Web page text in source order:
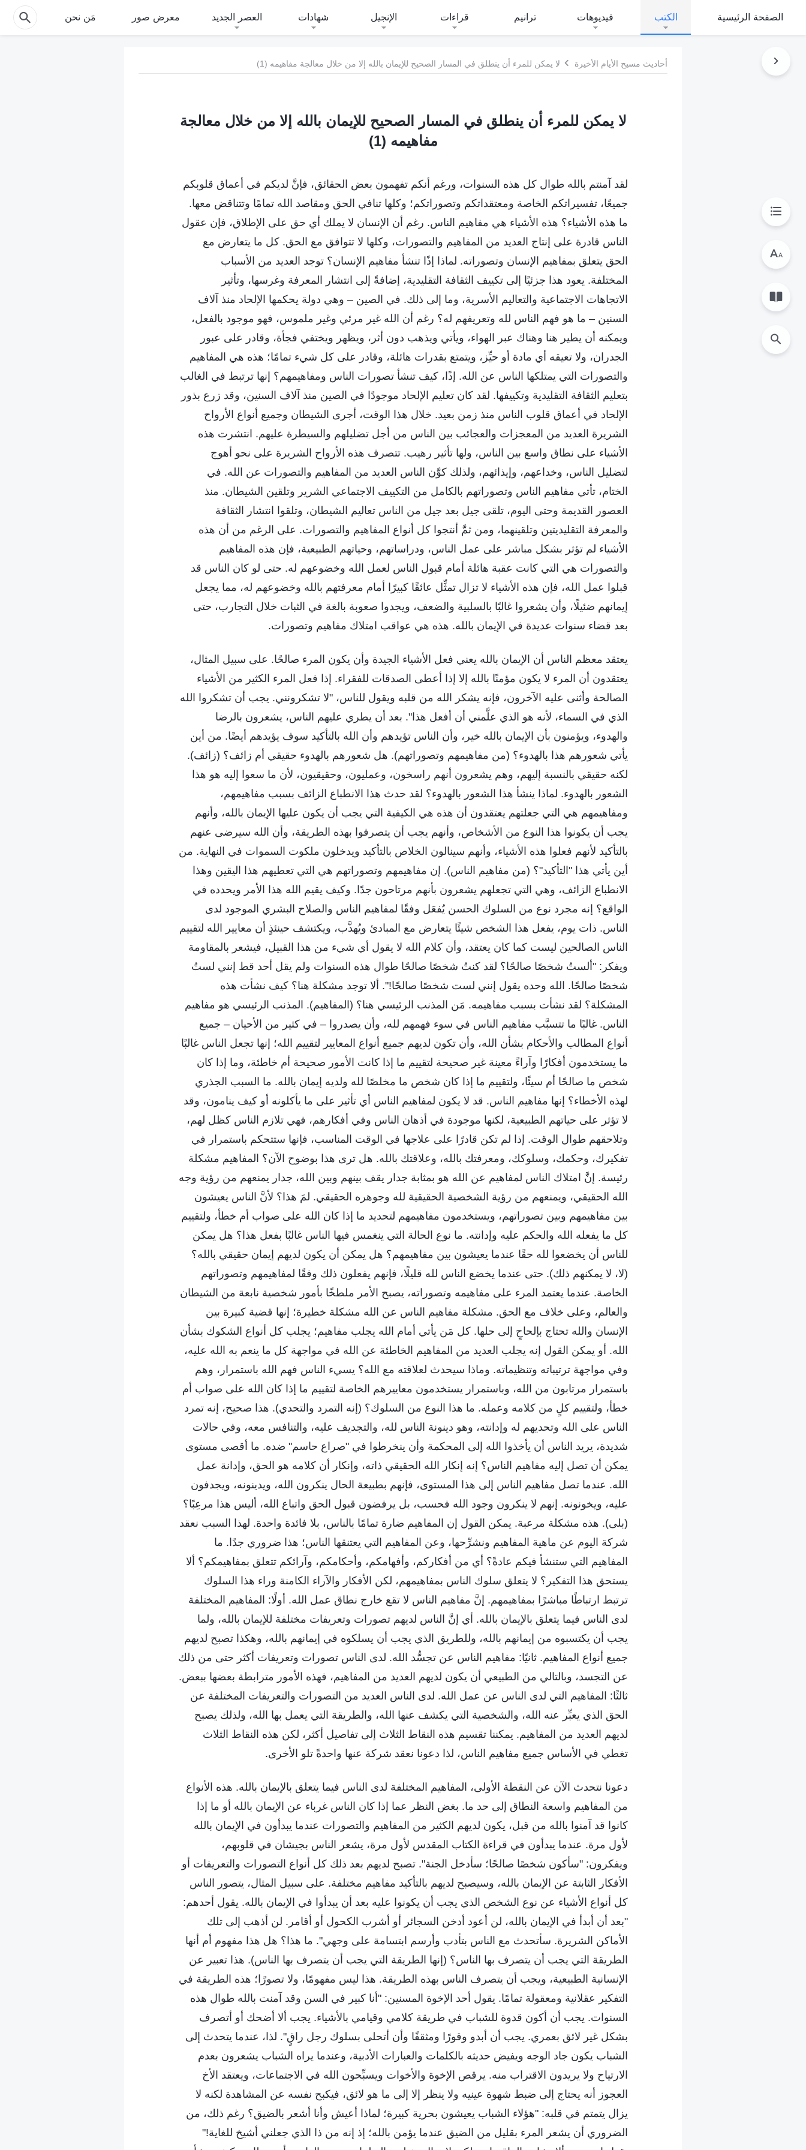
الصفحة الرئيسية الكتب فيديوهات ترانيم قراءات الإنجيل شهادات العصر الجديد معرض صور مَن نحن
أحاديث مسيح الأيام الأخيرة لا يمكن للمرء أن ينطلق في المسار الصحيح للإيمان بالله إلا من خلال معالجة مفاهيمه (1)
لا يمكن للمرء أن ينطلق في المسار الصحيح للإيمان بالله إلا من خلال معالجة
مفاهيمه (1)
لقد آمنتم بالله طوال كل هذه السنوات، ورغم أنكم تفهمون بعض الحقائق، فإنَّ لديكم في أعماق قلوبكم
جميعًا، تفسيراتكم الخاصة ومعتقداتكم وتصوراتكم؛ وكلها تنافي الحق ومقاصد الله تمامًا وتتناقض معها.
ما هذه الأشياء؟ هذه الأشياء هي مفاهيم الناس. رغم أن الإنسان لا يملك أي حق على الإطلاق، فإن عقول
الناس قادرة على إنتاج العديد من المفاهيم والتصورات، وكلها لا تتوافق مع الحق. كل ما يتعارض مع
الحق يتعلق بمفاهيم الإنسان وتصوراته. لماذا إذًا تنشأ مفاهيم الإنسان؟ توجد العديد من الأسباب
المختلفة. يعود هذا جزئيًا إلى تكييف الثقافة التقليدية، إضافةً إلى انتشار المعرفة وغرسها، وتأثير
الاتجاهات الاجتماعية والتعاليم الأسرية، وما إلى ذلك. في الصين – وهي دولة يحكمها الإلحاد منذ آلاف
السنين – ما هو فهم الناس لله وتعريفهم له؟ رغم أن الله غير مرئي وغير ملموس، فهو موجود بالفعل،
ويمكنه أن يطير هنا وهناك عبر الهواء، ويأتي ويذهب دون أثر، ويظهر ويختفي فجأة، وقادر على عبور
الجدران، ولا تعيقه أي مادة أو حيِّز، ويتمتع بقدرات هائلة، وقادر على كل شيء تمامًا؛ هذه هي المفاهيم
والتصورات التي يمتلكها الناس عن الله. إذًا، كيف تنشأ تصورات الناس ومفاهيمهم؟ إنها ترتبط في الغالب
بتعليم الثقافة التقليدية وتكييفها. لقد كان تعليم الإلحاد موجودًا في الصين منذ آلاف السنين، وقد زرع بذور
الإلحاد في أعماق قلوب الناس منذ زمن بعيد. خلال هذا الوقت، أجرى الشيطان وجميع أنواع الأرواح
الشريرة العديد من المعجزات والعجائب بين الناس من أجل تضليلهم والسيطرة عليهم. انتشرت هذه
الأشياء على نطاق واسع بين الناس، ولها تأثير رهيب. تتصرف هذه الأرواح الشريرة على نحو أهوج
لتضليل الناس، وخداعهم، وإيذائهم، ولذلك كوَّن الناس العديد من المفاهيم والتصورات عن الله. في
الختام، تأتي مفاهيم الناس وتصوراتهم بالكامل من التكييف الاجتماعي الشرير وتلقين الشيطان. منذ
العصور القديمة وحتى اليوم، تلقى جيل بعد جيل من الناس تعاليم الشيطان، وتلقوا انتشار الثقافة
والمعرفة التقليديتين وتلقينهما، ومن ثمَّ أنتجوا كل أنواع المفاهيم والتصورات. على الرغم من أن هذه
الأشياء لم تؤثر بشكل مباشر على عمل الناس، ودراساتهم، وحياتهم الطبيعية، فإن هذه المفاهيم
والتصورات هي التي كانت عقبة هائلة أمام قبول الناس لعمل الله وخضوعهم له. حتى لو كان الناس قد
قبلوا عمل الله، فإن هذه الأشياء لا تزال تمثِّل عائقًا كبيرًا أمام معرفتهم بالله وخضوعهم له، مما يجعل
إيمانهم ضئيلًا، وأن يشعروا غالبًا بالسلبية والضعف، ويجدوا صعوبة بالغة في الثبات خلال التجارب، حتى
بعد قضاء سنوات عديدة في الإيمان بالله. هذه هي عواقب امتلاك مفاهيم وتصورات.
يعتقد معظم الناس أن الإيمان بالله يعني فعل الأشياء الجيدة وأن يكون المرء صالحًا. على سبيل المثال،
يعتقدون أن المرء لا يكون مؤمنًا بالله إلا إذا أعطى الصدقات للفقراء. إذا فعل المرء الكثير من الأشياء
الصالحة وأثنى عليه الآخرون، فإنه يشكر الله من قلبه ويقول للناس، "لا تشكرونني. يجب أن تشكروا الله
الذي في السماء، لأنه هو الذي علَّمني أن أفعل هذا". بعد أن يطري عليهم الناس، يشعرون بالرضا
والهدوء، ويؤمنون بأن الإيمان بالله خير، وأن الناس تؤيدهم وأن الله بالتأكيد سوف يؤيدهم أيضًا. من أين
يأتي شعورهم هذا بالهدوء؟ (من مفاهيمهم وتصوراتهم). هل شعورهم بالهدوء حقيقي أم زائف؟ (زائف).
لكنه حقيقي بالنسبة إليهم، وهم يشعرون أنهم راسخون، وعمليون، وحقيقيون، لأن ما سعوا إليه هو هذا
الشعور بالهدوء. لماذا ينشأ هذا الشعور بالهدوء؟ لقد حدث هذا الانطباع الزائف بسبب مفاهيمهم،
ومفاهيمهم هي التي جعلتهم يعتقدون أن هذه هي الكيفية التي يجب أن يكون عليها الإيمان بالله، وأنهم
يجب أن يكونوا هذا النوع من الأشخاص، وأنهم يجب أن يتصرفوا بهذه الطريقة، وأن الله سيرضى عنهم
بالتأكيد لأنهم فعلوا هذه الأشياء، وأنهم سينالون الخلاص بالتأكيد ويدخلون ملكوت السموات في النهاية. من
أين يأتي هذا "التأكيد"؟ (من مفاهيم الناس). إن مفاهيمهم وتصوراتهم هي التي تعطيهم هذا اليقين وهذا
الانطباع الزائف، وهي التي تجعلهم يشعرون بأنهم مرتاحون جدًا. وكيف يقيم الله هذا الأمر ويحدده في
الواقع؟ إنه مجرد نوع من السلوك الحسن يُفعَل وفقًا لمفاهيم الناس والصلاح البشري الموجود لدى
الناس. ذات يوم، يفعل هذا الشخص شيئًا يتعارض مع المبادئ ويُهذَّب، ويكتشف حينئذٍ أن معايير الله لتقييم
الناس الصالحين ليست كما كان يعتقد، وأن كلام الله لا يقول أي شيء من هذا القبيل، فيشعر بالمقاومة
ويفكر: "ألستُ شخصًا صالحًا؟ لقد كنتُ شخصًا صالحًا طوال هذه السنوات ولم يقل أحد قط إنني لستُ
شخصًا صالحًا. الله وحده يقول إنني لست شخصًا صالحًا!". ألا توجد مشكلة هنا؟ كيف نشأت هذه
المشكلة؟ لقد نشأت بسبب مفاهيمه. مَن المذنب الرئيسي هنا؟ (المفاهيم). المذنب الرئيسي هو مفاهيم
الناس. غالبًا ما تتسبَّب مفاهيم الناس في سوء فهمهم لله، وأن يصدروا – في كثير من الأحيان – جميع
أنواع المطالب والأحكام بشأن الله، وأن تكون لديهم جميع أنواع المعايير لتقييم الله؛ إنها تجعل الناس غالبًا
ما يستخدمون أفكارًا وآراءً معينة غير صحيحة لتقييم ما إذا كانت الأمور صحيحة أم خاطئة، وما إذا كان
شخص ما صالحًا أم سيئًا، ولتقييم ما إذا كان شخص ما مخلصًا لله ولديه إيمان بالله. ما السبب الجذري
لهذه الأخطاء؟ إنها مفاهيم الناس. قد لا يكون لمفاهيم الناس أي تأثير على ما يأكلونه أو كيف ينامون، وقد
لا تؤثر على حياتهم الطبيعية، لكنها موجودة في أذهان الناس وفي أفكارهم، فهي تلازم الناس كظل لهم،
وتلاحقهم طوال الوقت. إذا لم تكن قادرًا على علاجها في الوقت المناسب، فإنها ستتحكم باستمرار في
تفكيرك، وحكمك، وسلوكك، ومعرفتك بالله، وعلاقتك بالله. هل ترى هذا بوضوح الآن؟ المفاهيم مشكلة
رئيسة. إنَّ امتلاك الناس لمفاهيم عن الله هو بمثابة جدار يقف بينهم وبين الله، جدار يمنعهم من رؤية وجه
الله الحقيقي، ويمنعهم من رؤية الشخصية الحقيقية لله وجوهره الحقيقي. لمَ هذا؟ لأنَّ الناس يعيشون
بين مفاهيمهم وبين تصوراتهم، ويستخدمون مفاهيمهم لتحديد ما إذا كان الله على صواب أم خطأ، ولتقييم
كل ما يفعله الله والحكم عليه وإدانته. ما نوع الحالة التي ينغمس فيها الناس غالبًا بفعل هذا؟ هل يمكن
للناس أن يخضعوا لله حقًا عندما يعيشون بين مفاهيمهم؟ هل يمكن أن يكون لديهم إيمان حقيقي بالله؟
(لا، لا يمكنهم ذلك). حتى عندما يخضع الناس لله قليلًا، فإنهم يفعلون ذلك وفقًا لمفاهيمهم وتصوراتهم
الخاصة. عندما يعتمد المرء على مفاهيمه وتصوراته، يصبح الأمر ملطخًا بأمور شخصية نابعة من الشيطان
والعالم، وعلى خلاف مع الحق. مشكلة مفاهيم الناس عن الله مشكلة خطيرة؛ إنها قضية كبيرة بين
الإنسان والله تحتاج بإلحاحٍ إلى حلها. كل مَن يأتي أمام الله يجلب مفاهيم؛ يجلب كل أنواع الشكوك بشأن
الله. أو يمكن القول إنه يجلب العديد من المفاهيم الخاطئة عن الله في مواجهة كل ما ينعم به الله عليه،
وفي مواجهة ترتيباته وتنظيماته. وماذا سيحدث لعلاقته مع الله؟ يسيء الناس فهم الله باستمرار، وهم
باستمرار مرتابون من الله، وباستمرار يستخدمون معاييرهم الخاصة لتقييم ما إذا كان الله على صواب أم
خطأ، ولتقييم كلٍ من كلامه وعمله. ما هذا النوع من السلوك؟ (إنه التمرد والتحدي). هذا صحيح، إنه تمرد
الناس على الله وتحديهم له وإدانته، وهو دينونة الناس لله، والتجديف عليه، والتنافس معه، وفي حالات
شديدة، يريد الناس أن يأخذوا الله إلى المحكمة وأن ينخرطوا في "صراع حاسم" ضده. ما أقصى مستوى
يمكن أن تصل إليه مفاهيم الناس؟ إنه إنكار الله الحقيقي ذاته، وإنكار أن كلامه هو الحق، وإدانة عمل
الله. عندما تصل مفاهيم الناس إلى هذا المستوى، فإنهم بطبيعة الحال ينكرون الله، ويدينونه، ويجدفون
عليه، ويخونونه. إنهم لا ينكرون وجود الله فحسب، بل يرفضون قبول الحق واتباع الله، أليس هذا مرعِبًا؟
(بلى). هذه مشكلة مرعبة. يمكن القول إن المفاهيم ضارة تمامًا بالناس، بلا فائدة واحدة. لهذا السبب نعقد
شركة اليوم عن ماهية المفاهيم ونشرِّحها، وعن المفاهيم التي يعتنقها الناس؛ هذا ضروري جدًا. ما
المفاهيم التي ستنشأ فيكم عادةً؟ أي من أفكاركم، وأفهامكم، وأحكامكم، وآرائكم تتعلق بمفاهيمكم؟ ألا
يستحق هذا التفكير؟ لا يتعلق سلوك الناس بمفاهيمهم، لكن الأفكار والآراء الكامنة وراء هذا السلوك
ترتبط ارتباطًا مباشرًا بمفاهيمهم. إنَّ مفاهيم الناس لا تقع خارج نطاق عمل الله. أولًا: المفاهيم المختلفة
لدى الناس فيما يتعلق بالإيمان بالله. أي إنَّ الناس لديهم تصورات وتعريفات مختلفة للإيمان بالله، ولما
يجب أن يكتسبوه من إيمانهم بالله، وللطريق الذي يجب أن يسلكوه في إيمانهم بالله، وهكذا تصبح لديهم
جميع أنواع المفاهيم. ثانيًا: مفاهيم الناس عن تجسُّد الله. لدى الناس تصورات وتعريفات أكثر حتى من ذلك
عن التجسد، وبالتالي من الطبيعي أن يكون لديهم العديد من المفاهيم، فهذه الأمور مترابطة بعضها ببعض.
ثالثًا: المفاهيم التي لدى الناس عن عمل الله. لدى الناس العديد من التصورات والتعريفات المختلفة عن
الحق الذي يعبِّر عنه الله، والشخصية التي يكشف عنها الله، والطريقة التي يعمل بها الله، ولذلك يصبح
لديهم العديد من المفاهيم. يمكننا تقسيم هذه النقاط الثلاث إلى تفاصيل أكثر، لكن هذه النقاط الثلاث
تغطي في الأساس جميع مفاهيم الناس، لذا دعونا نعقد شركة عنها واحدةً تلو الأخرى.
دعونا نتحدث الآن عن النقطة الأولى، المفاهيم المختلفة لدى الناس فيما يتعلق بالإيمان بالله. هذه الأنواع
من المفاهيم واسعة النطاق إلى حد ما. بغض النظر عما إذا كان الناس غرباء عن الإيمان بالله أو ما إذا
كانوا قد آمنوا بالله من قبل، يكون لديهم الكثير من المفاهيم والتصورات عندما يبدأون في الإيمان بالله
لأول مرة. عندما يبدأون في قراءة الكتاب المقدس لأول مرة، يشعر الناس بجيشان في قلوبهم،
ويفكرون: "سأكون شخصًا صالحًا؛ سأدخل الجنة". تصبح لديهم بعد ذلك كل أنواع التصورات والتعريفات أو
الأفكار الثابتة عن الإيمان بالله، وسيصبح لديهم بالتأكيد مفاهيم مختلفة. على سبيل المثال، يتصور الناس
كل أنواع الأشياء عن نوع الشخص الذي يجب أن يكونوا عليه بعد أن يبدأوا في الإيمان بالله. يقول أحدهم:
"بعد أن أبدأ في الإيمان بالله، لن أعود أدخن السجائر أو أشرب الكحول أو أقامر. لن أذهب إلى تلك
الأماكن الشريرة. سأتحدث مع الناس بتأدب وأرسم ابتسامة على وجهي". ما هذا؟ هل هذا مفهوم أم أنها
الطريقة التي يجب أن يتصرف بها الناس؟ (إنها الطريقة التي يجب أن يتصرف بها الناس). هذا تعبير عن
الإنسانية الطبيعية، ويجب أن يتصرف الناس بهذه الطريقة. هذا ليس مفهومًا، ولا تصورًا؛ هذه الطريقة في
التفكير عقلانية ومعقولة تمامًا. يقول أحد الإخوة المسنين: "أنا كبير في السن وقد آمنت بالله طوال هذه
السنوات. يجب أن أكون قدوة للشباب في طريقة كلامي وقيامي بالأشياء. يجب ألا أضحك أو أتصرف
بشكل غير لائق بعمري. يجب أن أبدو وقورًا ومثقفًا وأن أتحلى بسلوك رجل راقٍ". لذا، عندما يتحدث إلى
الشباب يكون جاد الوجه ويفيض حديثه بالكلمات والعبارات الأدبية، وعندما يراه الشباب يشعرون بعدم
الارتياح ولا يريدون الاقتراب منه. يرقص الإخوة والأخوات ويسبِّحون الله في الاجتماعات، ويعتقد الأخ
العجوز أنه يحتاج إلى ضبط شهوة عينيه ولا ينظر إلا إلى ما هو لائق، فيكبح نفسه عن المشاهدة لكنه لا
يزال يتمتم في قلبه: "هؤلاء الشباب يعيشون بحرية كبيرة؛ لماذا أعيش وأنا أشعر بالضيق؟ رغم ذلك، من
الضروري أن يشعر المرء بقليل من الضيق عندما يؤمن بالله؛ إذ إنه من ذا الذي جعلني أشيخ للغاية!"